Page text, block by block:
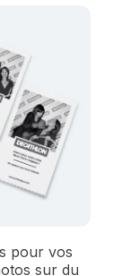
pour vos
sur du